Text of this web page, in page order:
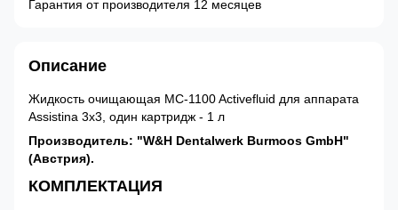
Гарантия от производителя 12 месяцев
Описание
Жидкость очищающая MC-1100 Activefluid для аппарата
Assistina 3х3, один картридж - 1 л
Производитель: "W&H Dentalwerk Burmoos GmbH"
(Австрия).
КОМПЛЕКТАЦИЯ